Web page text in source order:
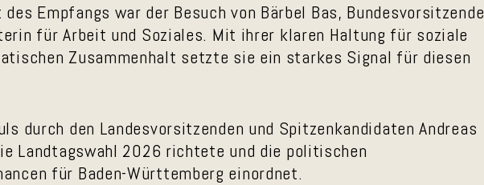
Empfangs war der Besuch von Bärbel Bas, Bundesvorsitzende
für Arbeit und Soziales. Mit ihrer klaren Haltung für soziale
Zusammenhalt setzte sie ein starkes Signal für diesen
durch den Landesvorsitzenden und Spitzenkandidaten Andreas
Landtagswahl 2026 richtete und die politischen
für Baden-Württemberg einordnet.